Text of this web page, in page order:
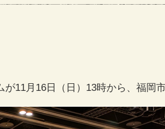
11月16日（日）13時から、福岡